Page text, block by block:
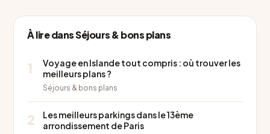
À lire dans Séjours & bons plans
1
Voyage en Islande tout compris : où trouver les
meilleurs plans ?
Séjours & bons plans
2
Les meilleurs parkings dans le 13ème
arrondissement de Paris